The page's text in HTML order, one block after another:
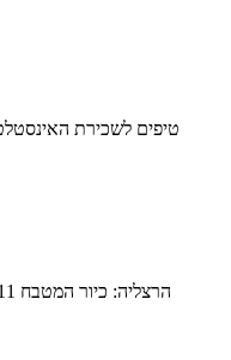
5 טיפים לשכירת
הרצליה: כיור המטבח 411 - בלוג החדשות הטוב ביותר